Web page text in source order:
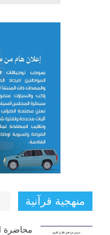
منهجية قرآنية
محاضرة